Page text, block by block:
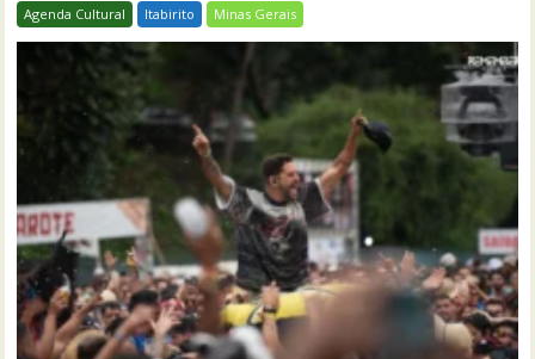
Agenda Cultural Itabirito Minas Gerais